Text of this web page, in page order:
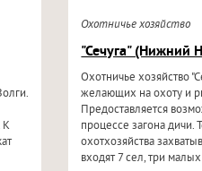
К
Охотничье хозяйство
"Сечуга" (Нижний
Охотничье хозяйство
желающих на охоту и
Предоставляется
процессе загона дичи.
охотхозяйства
входят 7 сел, три